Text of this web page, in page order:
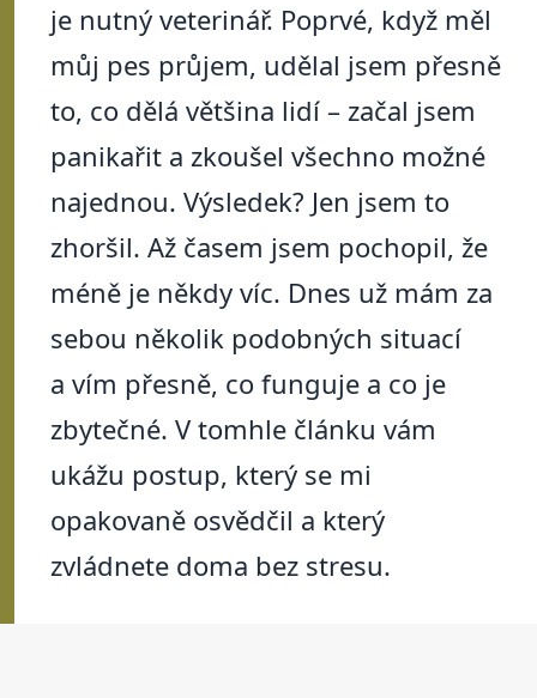
je nutný veterinář. Poprvé, když měl
můj pes průjem, udělal jsem přesně
to, co dělá většina lidí – začal jsem
panikařit a zkoušel všechno možné
najednou. Výsledek? Jen jsem to
zhoršil. Až časem jsem pochopil, že
méně je někdy víc. Dnes už mám za
sebou několik podobných situací
a vím přesně, co funguje a co je
zbytečné. V tomhle článku vám
ukážu postup, který se mi
opakovaně osvědčil a který
zvládnete doma bez stresu.